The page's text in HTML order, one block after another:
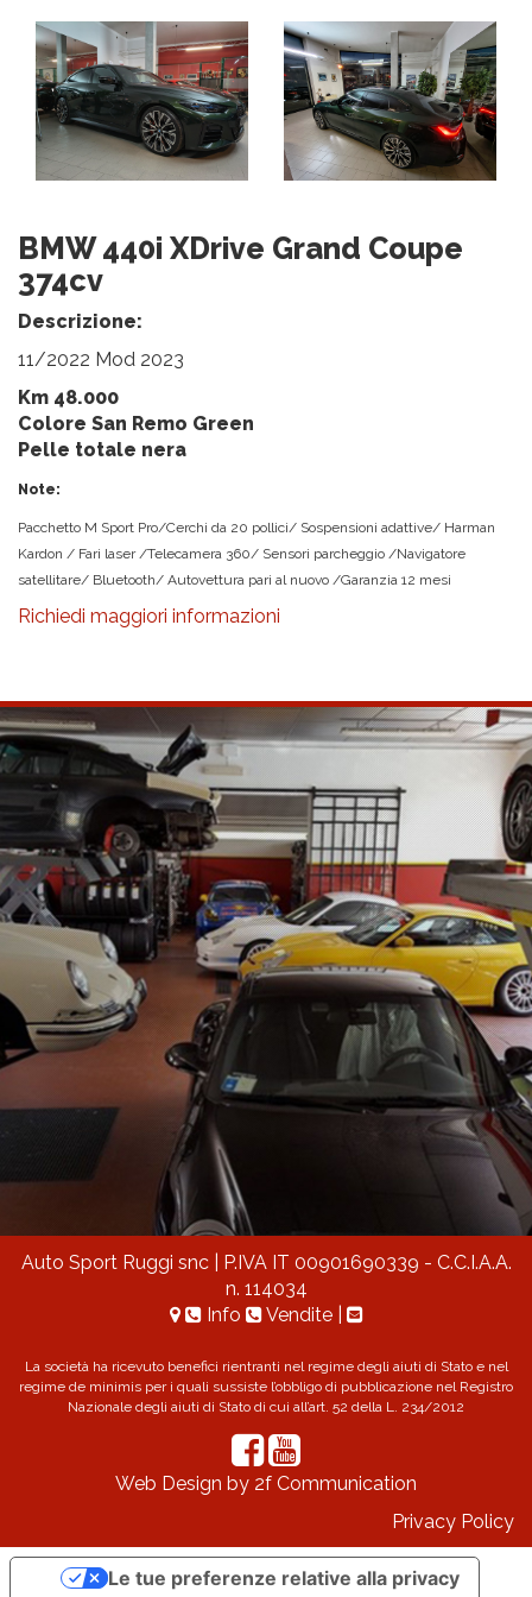
BMW 440i XDrive Grand Coupe
374cv
Descrizione:
11/2022 Mod 2023
Km 48.000
Colore San Remo Green
Pelle totale nera
Note:
Pacchetto M Sport Pro/Cerchi da 20 pollici/ Sospensioni adattive/ Harman
Kardon / Fari laser /Telecamera 360/ Sensori parcheggio /Navigatore
satellitare/ Bluetooth/ Autovettura pari al nuovo /Garanzia 12 mesi
Richiedi maggiori informazioni
Auto Sport Ruggi snc
| P.IVA IT 00901690339 - C.C.I.A.A.
n. 114034
Info
Vendite
La società ha ricevuto benefici rientranti nel regime degli aiuti di Stato e nel
regime de minimis per i quali sussiste l’obbligo di pubblicazione nel Registro
Nazionale degli aiuti di Stato di cui all’art. 52 della L. 234/2012
Web Design by 2f Communication
Privacy Policy
Le tue preferenze relative alla privacy